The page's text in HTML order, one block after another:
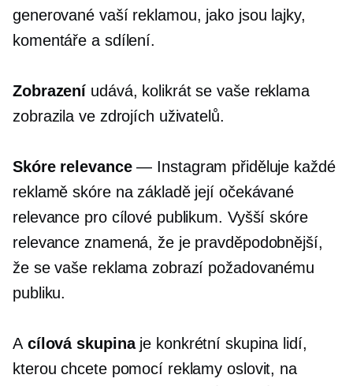
generované vaší reklamou, jako jsou lajky,
komentáře a sdílení.
Zobrazení udává, kolikrát se vaše reklama
zobrazila ve zdrojích uživatelů.
Skóre relevance— Instagram přiděluje každé
reklamě skóre na základě její očekávané
relevance pro cílové publikum. Vyšší skóre
relevance znamená, že je pravděpodobnější,
že se vaše reklama zobrazí požadovanému
publiku.
A cílová skupinaje konkrétní skupina lidí,
kterou chcete pomocí reklamy oslovit, na